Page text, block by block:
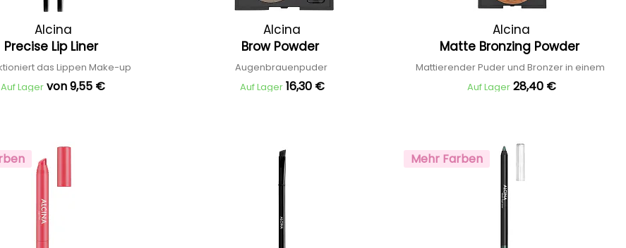
Alcina
Precise Lip Liner
das Lippen Make-up
Auf Lager von 9,55 €
Alcina
Brow Powder
Augenbrauenpuder
Auf Lager 16,30 €
Alcina
Matte Bronzing Powder
Mattierender Puder und Bronzer in einem
Auf Lager 28,40 €
Mehr Farben